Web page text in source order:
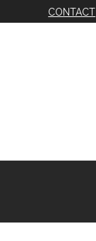
CONTACT